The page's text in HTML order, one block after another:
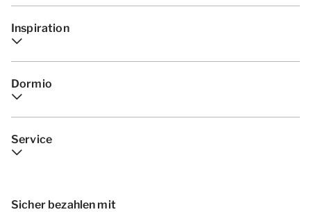
Inspiration
Dormio
Service
Sicher bezahlen mit